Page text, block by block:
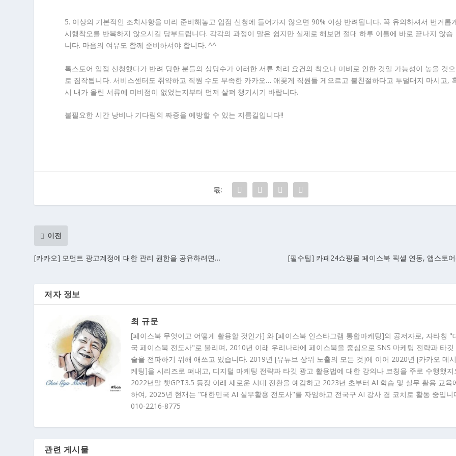
5. 이상의 기본적인 조치사항을 미리 준비해놓고 입점 신청에 들어가지 않으면 90% 이상 반려됩니다. 꼭 유의하셔서 번거롭
시행착오를 반복하지 않으시길 당부드립니다. 각각의 과정이 말은 쉽지만 실제로 해보면 절대 하루 이틀에 바로 끝나지 않습
니다. 마음의 여유도 함께 준비하셔야 합니다. ^^
톡스토어 입점 신청했다가 반려 당한 분들의 상당수가 이러한 서류 처리 요건의 착오나 미비로 인한 것일 가능성이 높을 것으
로 짐작됩니다. 서비스센터도 취약하고 직원 수도 부족한 카카오… 애꿎게 직원들 게으르고 불친절하다고 투덜대지 마시고,
시 내가 올린 서류에 미비점이 없었는지부터 먼저 살펴 챙기시기 바랍니다.
불필요한 시간 낭비나 기다림의 짜증을 예방할 수 있는 지름길입니다!!
몫:
이전
[카카오] 모먼트 광고계정에 대한 관리 권한을 공유하려면… [필수팁] 카페24쇼핑몰 페이스북 픽셀 연동, 앱스토
저자 정보
최 규문
[페이스북 무엇이고 어떻게 활용할 것인가] 와 [페이스북 인스타그램 통합마케팅]의 공저자로, 자타칭 "
국 페이스북 전도사"로 불리며, 2010년 이래 우리나라에 페이스북을 중심으로 SNS 마케팅 전략과 타
술을 전파하기 위해 애쓰고 있습니다. 2019년 [유튜브 상위 노출의 모든 것]에 이어 2020년 [카카오 메
케팅]을 시리즈로 펴내고, 디지털 마케팅 전략과 타깃 광고 활용법에 대한 강의나 코칭을 주로 수행했지
2022년말 챗GPT3.5 등장 이래 새로운 시대 전환을 예감하고 2023년 초부터 AI 학습 및 실무 활용 교육
하여, 2025년 현재는 "대한민국 AI 실무활용 전도사"를 자임하고 전국구 AI 강사 겸 코치로 활동 중입
010-2216-8775
관련 게시물